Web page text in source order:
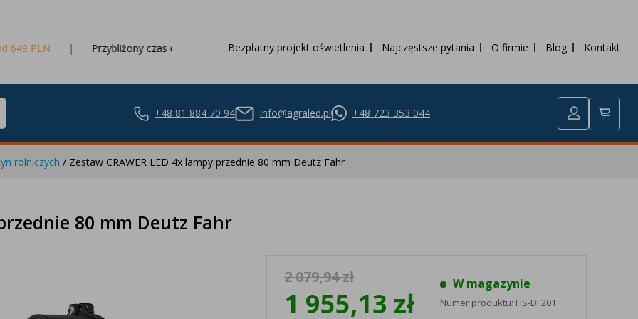
Przybliżony czas dostawy3 dni robocze Bezpłatny projekt oświetlenia Najczęstsze pytania O firmie Blog Kontakt
+48 81 884 70 94 info@agraled.pl +48 723 353 044
LED
rolniczych / Zestaw CRAWER LED 4x lampy przednie 80 mm Deutz Fahr
80 mm Deutz Fahr
2 079,94 zł
1 955,13 zł
W magazynie
Numer produktu: HS-DF201